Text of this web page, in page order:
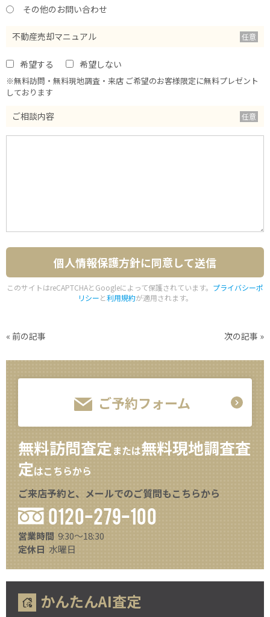
その他のお問い合わせ
不動産売却マニュアル
希望する 希望しない
※無料訪問・無料現地調査・来店 ご希望のお客様限定に無料プレゼント
しております
ご相談内容
このサイトはreCAPTCHAとGoogleによって保護されています。 プライバシーポ
リシーと利用規約が適用されます。
« 前の記事 次の記事 »
ご予約フォーム
無料訪問査定または無料現地調査査
定はこちらから
ご来店予約と、メールでのご質問もこちらから
0120-279-100
営業時間 9:30～18:30
定休日 水曜日
かんたんAI査定